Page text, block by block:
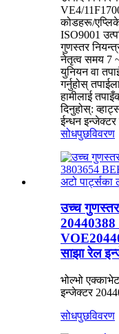
VE4/
कोडहरू/
ISO9001
गुणस्तर
नेतृत्व समय 7
युनियन वा
गर्नुहोस्
हामीलाई
दिनुहोस्:
ईन्धन इन्जेक्टर
सोधपुछविवरण
उच्च
साझा रेल
भोल्भो
इन्जेक्टर
सोधपुछविवरण